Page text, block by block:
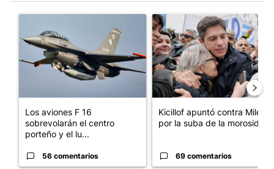
Un artículo de tendencia con el título "Los aviones F 16
Los aviones F 16
sobrevolarán el centro
porteño y el lu...
56 comentarios
Un artículo de tendencia con
Kicillof apuntó contra Milei
por la suba de la morosida...
69 comentarios